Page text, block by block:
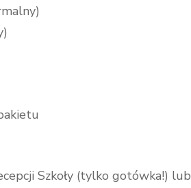
Szkoły (tylko gotówka!) lub